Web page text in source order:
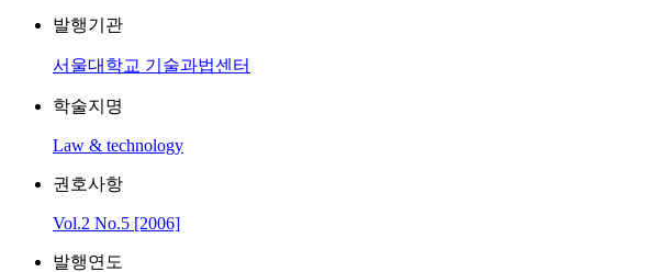
발행기관
서울대학교 기술과법센터
학술지명
Law & technology
권호사항
Vol.2 No.5 [2006]
발행연도